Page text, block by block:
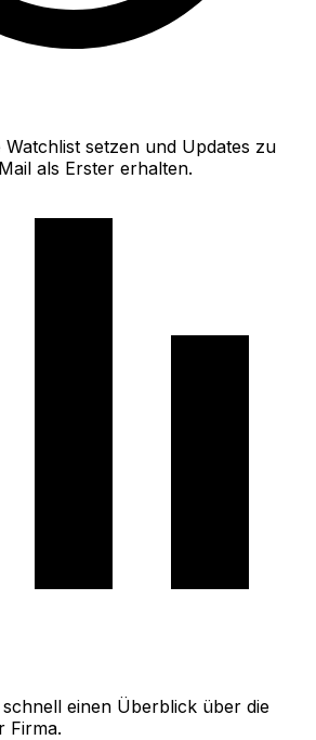
Watchlist setzen und Updates zu
als Erster erhalten.
einen Überblick über die
Firma.